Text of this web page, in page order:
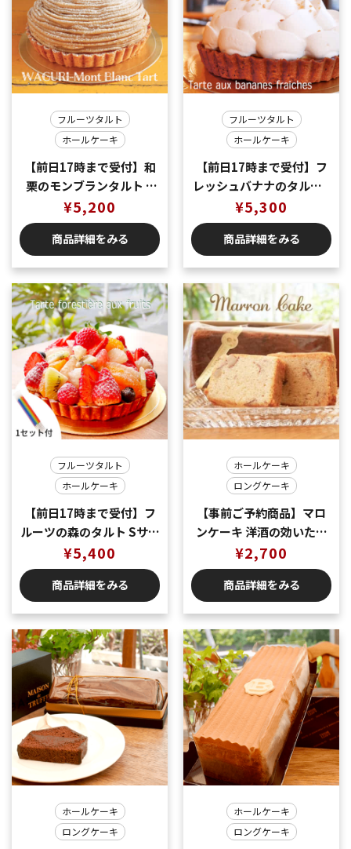
フルーツタルト
ホールケーキ
【前日17時まで受付】和
栗のモンブランタルト S
直径約15cm 4-6名様用
¥5,200
商品詳細をみる
フルーツタルト
ホールケーキ
【前日17時まで受付】フ
レッシュバナナのタルトS
直径約15cm 4-6名様用
¥5,300
商品詳細をみる
フルーツタルト
ホールケーキ
【前日17時まで受付】フ
ルーツの森のタルト Sサイ
ズ 直径約15cm ４～６名
様用
¥5,400
商品詳細をみる
ホールケーキ
ロングケーキ
【事前ご予約商品】マロ
ンケーキ 洋酒の効いた大
人のケーキ
¥2,700
商品詳細をみる
ホールケーキ
ロングケーキ
ホールケーキ
ロングケーキ